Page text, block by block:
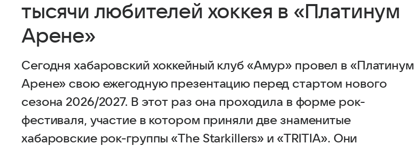
тысячи любителей хоккея в «Платинум
Арене»
Сегодня хабаровский хоккейный клуб «Амур» провел в «Платинум
Арене» свою ежегодную презентацию перед стартом нового
сезона 2026/2027. В этот раз она проходила в форме рок-
фестиваля, участие в котором приняли две знаменитые
хабаровские рок-группы «The Starkillers» и «TRITIA». Они